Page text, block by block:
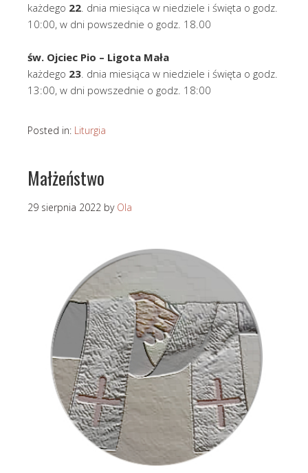
każdego 22. dnia miesiąca w niedziele i święta o godz.
10:00, w dni powszednie o godz. 18.00
św. Ojciec Pio – Ligota Mała
każdego 23. dnia miesiąca w niedziele i święta o godz.
13:00, w dni powszednie o godz. 18:00
Posted in: Liturgia
Małżeństwo
29 sierpnia 2022 by Ola